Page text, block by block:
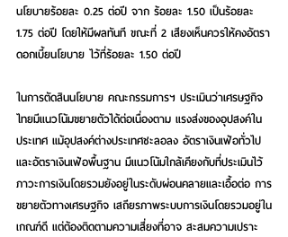
นโยบายร้อยละ 0.25 ต่อปี จาก ร้อยละ 1.50 เป็นร้อยละ
1.75 ต่อปี โดยให้มีผลทันที ขณะที่ 2 เสียงเห็นควรให้คงอัตรา
ดอกเบี้ยนโยบาย ไว้ที่ร้อยละ 1.50 ต่อปี
ในการตัดสินนโยบาย คณะกรรมการฯ ประเมินว่าเศรษฐกิจ
ไทยมีแนวโน้มขยายตัวได้ต่อเนื่องตาม แรงส่งของอุปสงค์ใน
ประเทศ แม้อุปสงค์ต่างประเทศชะลอลง อัตราเงินเฟ้อทั่วไป
และอัตราเงินเฟ้อพื้นฐาน มีแนวโน้มใกล้เคียงกับที่ประเมินไว้
ภาวะการเงินโดยรวมยังอยู่ในระดับผ่อนคลายและเอื้อต่อ การ
ขยายตัวทางเศรษฐกิจ เสถียรภาพระบบการเงินโดยรวมอยู่ใน
เกณฑ์ดี แต่ต้องติดตามความเสี่ยงที่อาจ สะสมความเปราะ